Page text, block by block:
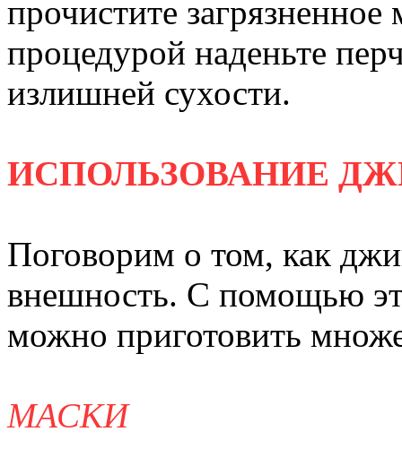
прочистите
процедурой наденьте
излишней сухости.
ИСПОЛЬЗОВАНИЕ
Поговорим о том, как
внешность. С помощью
можно приготовить
МАСКИ